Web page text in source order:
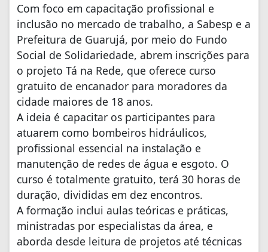
Com foco em capacitação profissional e
inclusão no mercado de trabalho, a Sabesp e a
Prefeitura de Guarujá, por meio do Fundo
Social de Solidariedade, abrem inscrições para
o projeto Tá na Rede, que oferece curso
gratuito de encanador para moradores da
cidade maiores de 18 anos.
A ideia é capacitar os participantes para
atuarem como bombeiros hidráulicos,
profissional essencial na instalação e
manutenção de redes de água e esgoto. O
curso é totalmente gratuito, terá 30 horas de
duração, divididas em dez encontros.
A formação inclui aulas teóricas e práticas,
ministradas por especialistas da área, e
aborda desde leitura de projetos até técnicas